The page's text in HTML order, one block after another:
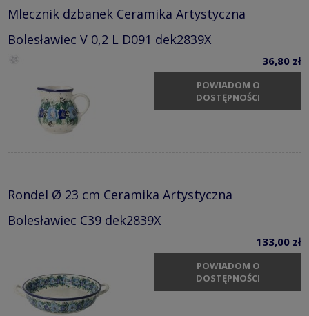
Mlecznik dzbanek Ceramika Artystyczna
Bolesławiec V 0,2 L D091 dek2839X
36,80 zł
POWIADOM O
DOSTĘPNOŚCI
Rondel Ø 23 cm Ceramika Artystyczna
Bolesławiec C39 dek2839X
133,00 zł
POWIADOM O
DOSTĘPNOŚCI